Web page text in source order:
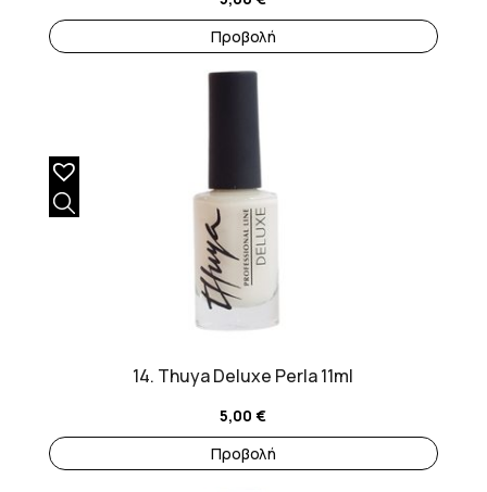
Προβολή
14. Thuya Deluxe Perla 11ml
5,00€
Προβολή